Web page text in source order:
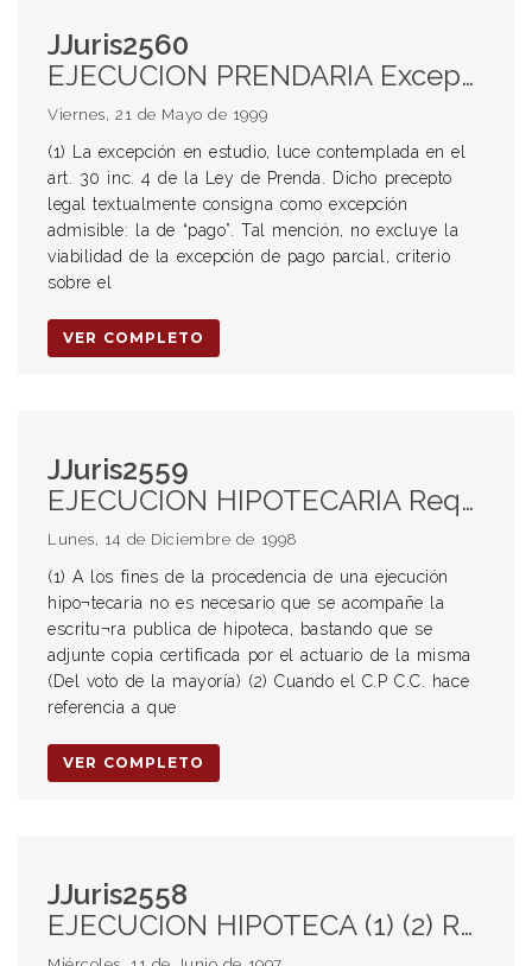
JJuris2560
EJECUCION PRENDARIA Excepción de pago (1) Excepción de pago parcial - Procedencia (2) Excepción de pago parcial - Efectos EXCEPCION DE PAGO Ejecución prendaria Excepción de pago parcial (1) Procedencia (2) Efectos
Viernes, 21 de Mayo de 1999
(1) La excepción en estudio, luce contemplada en el
art. 30 inc. 4 de la Ley de Prenda. Dicho precepto
legal textualmente consigna como excepción
admisible: la de “pago”. Tal mención, no excluye la
viabilidad de la excepción de pago parcial, criterio
sobre el
VER COMPLETO
JJuris2559
EJECUCION HIPOTECARIA Requisitos (1) (2) (3) (4) (5) (7) Escritura pública de hipoteca
Lunes, 14 de Diciembre de 1998
(1) A los fines de la procedencia de una ejecución
hipo¬tecaria no es necesario que se acompañe la
escritu¬ra publica de hipoteca, bastando que se
adjunte copia certificada por el actuario de la misma
(Del voto de la mayoría) (2) Cuando el C.P C.C. hace
referencia a que
VER COMPLETO
JJuris2558
EJECUCION HIPOTECA (1) (2) Renuncia a interponer recurso de apelación RECURSO DE APELACION (1) (2) Renuncia a interponer recurso de apelación